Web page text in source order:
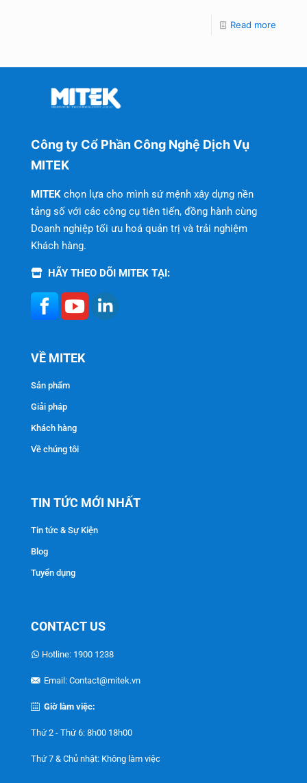
Read more
Công ty Cổ Phần Công Nghệ Dịch Vụ
MITEK
MITEK chọn lựa cho mình sứ mệnh xây dựng nền
tảng số với các công cụ tiên tiến, đồng hành cùng
Doanh nghiệp tối ưu hoá quản trị và trải nghiệm
Khách hàng.
HÃY THEO DÕI MITEK TẠI:
VỀ MITEK
Sản phẩm
Giải pháp
Khách hàng
Về chúng tôi
TIN TỨC MỚI NHẤT
Tin tức & Sự Kiện
Blog
Tuyển dụng
CONTACT US
Hotline: 1900 1238
Email: Contact@mitek.vn
Giờ làm việc:
Thứ 2 - Thứ 6: 8h00 18h00
Thứ 7 & Chủ nhật: Không làm việc